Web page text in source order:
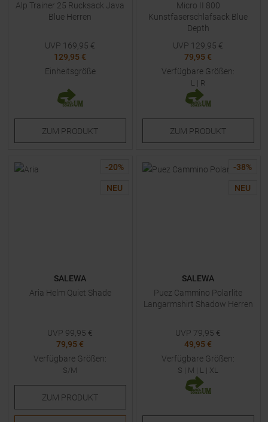
Alp Trainer 25 Rucksack Java
Blue Herren
UVP 169,95 €
129,95 €
Einheitsgröße
ZUM PRODUKT
Micro II 800
Kunstfaserschlafsack Blue
Depth
UVP 129,95 €
79,95 €
Verfügbare Größen:
L | R
ZUM PRODUKT
-20%
NEU
SALEWA
Aria Helm Quiet Shade
UVP 99,95 €
79,95 €
Verfügbare Größen:
S/M
ZUM PRODUKT
-38%
NEU
SALEWA
Puez Cammino Polarlite
Langarmshirt Shadow Herren
UVP 79,95 €
49,95 €
Verfügbare Größen:
S | M | L | XL